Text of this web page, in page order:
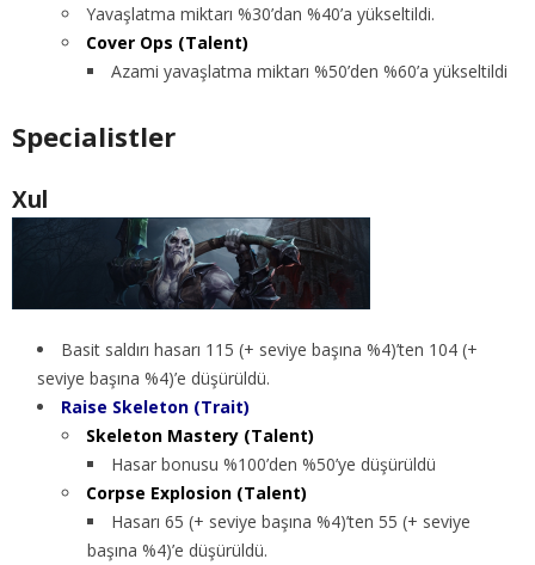
Yavaşlatma miktarı %30’dan %40’a yükseltildi.
Cover Ops (Talent)
Azami yavaşlatma miktarı %50’den %60’a yükseltildi
Specialistler
Xul
Basit saldırı hasarı 115 (+ seviye başına %4)’ten 104 (+
seviye başına %4)’e düşürüldü.
Raise Skeleton (Trait)
Skeleton Mastery (Talent)
Hasar bonusu %100’den %50’ye düşürüldü
Corpse Explosion (Talent)
Hasarı 65 (+ seviye başına %4)’ten 55 (+ seviye
başına %4)’e düşürüldü.